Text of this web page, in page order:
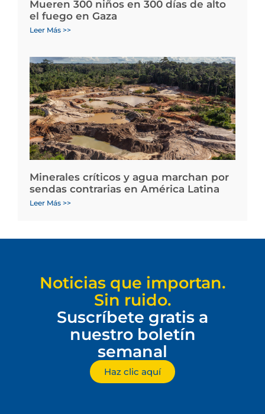
Mueren 300 niños en 300 días de alto
el fuego en Gaza
Leer Más >>
Minerales críticos y agua marchan por
sendas contrarias en América Latina
Leer Más >>
Noticias que importan.
Sin ruido.
Suscríbete gratis a
nuestro boletín
semanal
Haz clic aquí